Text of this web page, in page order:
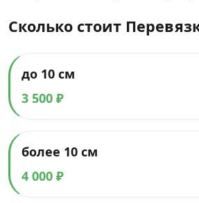
Сколько стоит
до 10 см
3 500 ₽
более 10 см
4 000 ₽